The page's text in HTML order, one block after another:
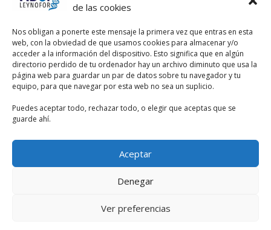
de las cookies
Nos obligan a ponerte este mensaje la primera vez que entras en esta
web, con la obviedad de que usamos cookies para almacenar y/o
acceder a la información del dispositivo. Esto significa que en algún
directorio perdido de tu ordenador hay un archivo diminuto que usa la
página web para guardar un par de datos sobre tu navegador y tu
equipo, para que navegar por esta web no sea un suplicio.
Puedes aceptar todo, rechazar todo, o elegir que aceptas que se
guarde ahí.
Aceptar
Denegar
Ver preferencias
Debes estar registrado para responder a este debate.
Nombre de usuario:
Contraseña:
Recordar mi contraseña